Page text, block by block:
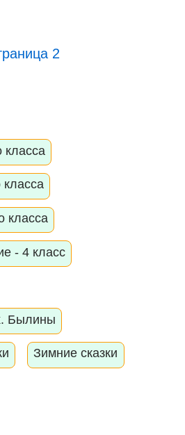
2
класса
класса
класса
- 4 класс
Былины
Зимние сказки